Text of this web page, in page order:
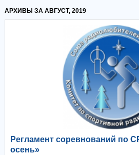
АРХИВЫ ЗА АВГУСТ, 2019
Регламент соревнований по
осень»